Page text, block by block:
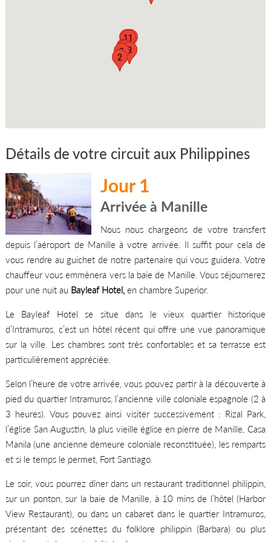
2
34
5
67
8
9
10
11
Détails de votre circuit aux Philippines
Jour 1
Arrivée à Manille
Nous nous chargeons de votre transfert
depuis l’aéroport de Manille à votre arrivée. Il suffit pour cela de
vous rendre au guichet de notre partenaire qui vous guidera. Votre
chauffeur vous emmènera vers la baie de Manille. Vous séjournerez
pour une nuit au Bayleaf Hotel,en chambre Superior.
Le Bayleaf Hotel se situe dans le vieux quartier historique
d’Intramuros, c’est un hôtel récent qui offre une vue panoramique
sur la ville. Les chambres sont très confortables et sa terrasse est
particulièrement appréciée.
Selon l’heure de votre arrivée, vous pouvez partir à la découverte à
pied du quartier Intramuros, l’ancienne ville coloniale espagnole (2 à
3 heures). Vous pouvez ainsi visiter successivement : Rizal Park,
l’église San Augustin, la plus vieille église en pierre de Manille, Casa
Manila (une ancienne demeure coloniale reconstituée), les remparts
et si le temps le permet, Fort Santiago.
Le soir, vous pourrez dîner dans un restaurant traditionnel philippin,
sur un ponton, sur la baie de Manille, à 10 mins de l’hôtel (Harbor
View Restaurant), ou dans un cabaret dans le quartier Intramuros,
présentant des scénettes du folklore philippin (Barbara) ou plus